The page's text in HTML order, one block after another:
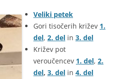
Veliki petek
Gori tisočerih križev 1.
del, 2. del in 3. del
Križev pot
veroučencev 1. del, 2.
del, 3. del in 4. del